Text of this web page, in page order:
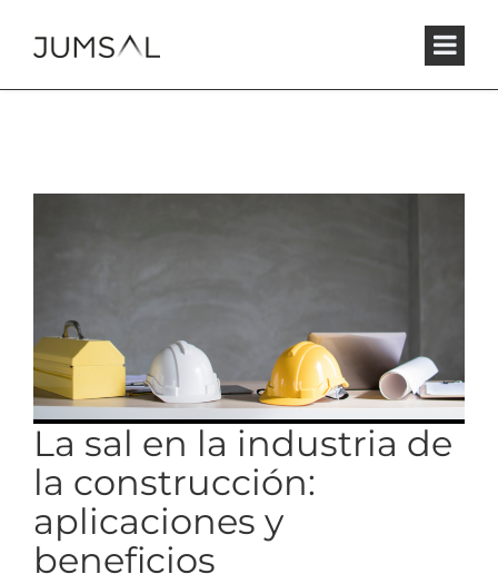
La sal en la industria de
la construcción:
aplicaciones y
beneficios